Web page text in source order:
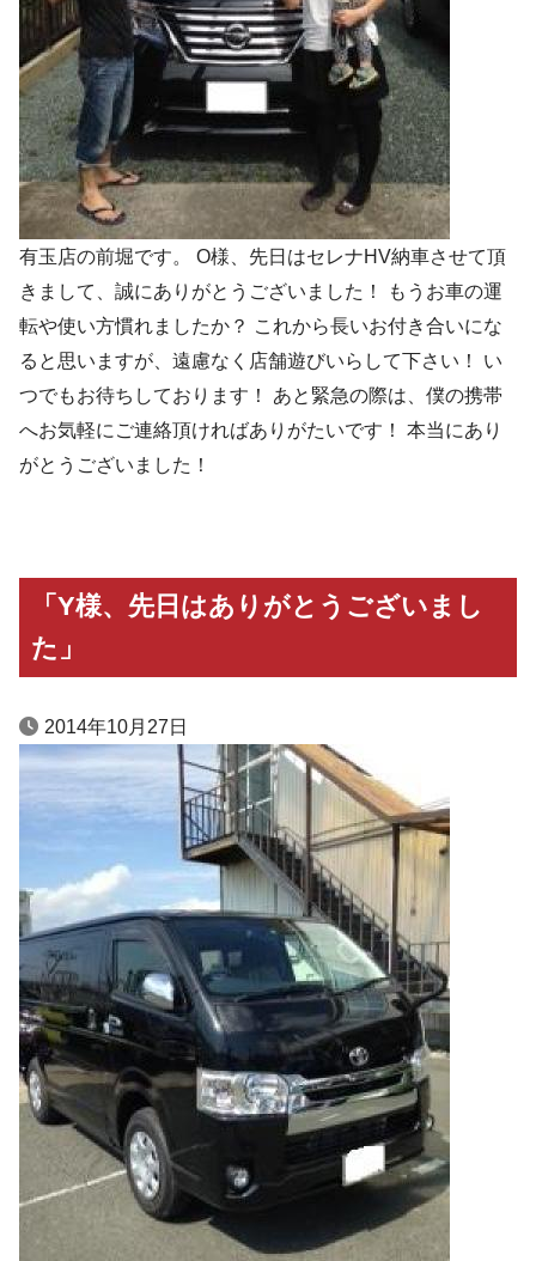
有玉店の前堀です。 O様、先日はセレナHV納車させて頂
きまして、誠にありがとうございました！ もうお車の運
転や使い方慣れましたか？ これから長いお付き合いにな
ると思いますが、遠慮なく店舗遊びいらして下さい！ い
つでもお待ちしております！ あと緊急の際は、僕の携帯
へお気軽にご連絡頂ければありがたいです！ 本当にあり
がとうございました！
「Y様、先日はありがとうございまし
た」
2014年10月27日